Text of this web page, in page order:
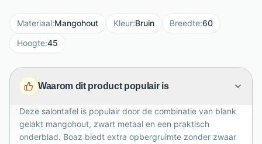
moderne uitstraling. Met een formaat van 115 x 60 x
45 cm biedt deze salontafel volop ruimte voor
zorgt voor extra opbergruimte, ideaal voor
tijdschriften, afstandsbedieningen of
voor elke moderne zithoek.
Materiaal:Mangohout Kleur:Bruin Breedte:60
Hoogte:45
Waarom dit product populair is
Deze salontafel is populair door de combinatie van blank
gelakt mangohout, zwart metaal en een praktisch
onderblad. Boaz biedt extra opbergruimte zonder zwaar